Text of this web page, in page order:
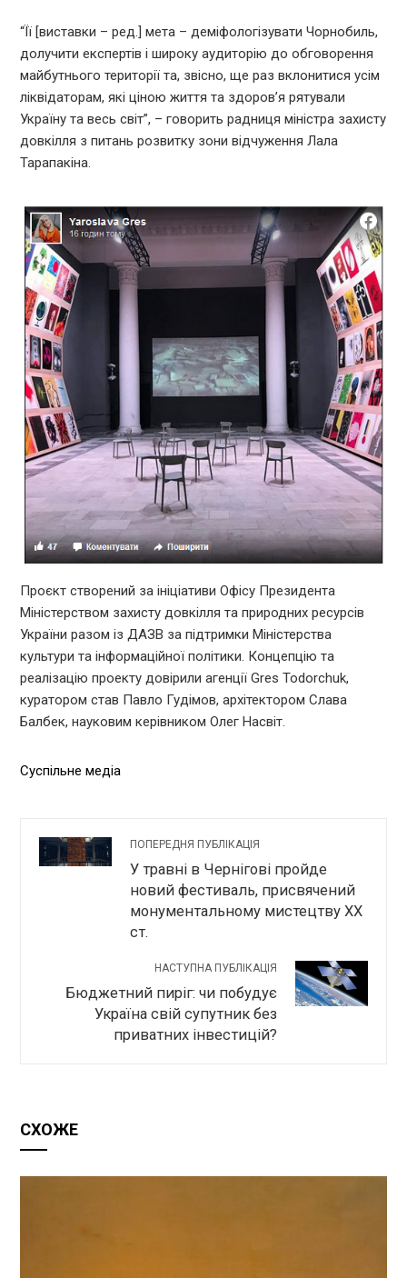
“Її [виставки – ред.] мета – деміфологізувати Чорнобиль,
долучити експертів і широку аудиторію до обговорення
майбутнього території та, звісно, ще раз вклонитися усім
ліквідаторам, які ціною життя та здоров’я рятували
Україну та весь світ”, – говорить радниця міністра захисту
довкілля з питань розвитку зони відчуження Лала
Тарапакіна.
Проєкт створений за ініціативи Офісу Президента
Міністерством захисту довкілля та природних ресурсів
України разом із ДАЗВ за підтримки Міністерства
культури та інформаційної політики. Концепцію та
реалізацію проекту довірили агенції Gres Todorchuk,
куратором став Павло Гудімов, архітектором Слава
Балбек, науковим керівником Олег Насвіт.
Суспільне медіа
ПОПЕРЕДНЯ ПУБЛІКАЦІЯ
У травні в Чернігові пройде
новий фестиваль, присвячений
монументальному мистецтву XX
ст.
НАСТУПНА ПУБЛІКАЦІЯ
Бюджетний пиріг: чи побудує
Україна свій супутник без
приватних інвестицій?
СХОЖЕ